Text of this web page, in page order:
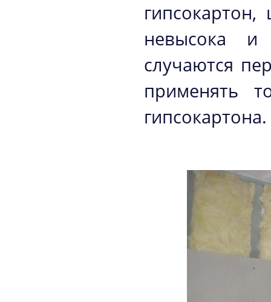
невысока
случаются
применять
гипсокартона.